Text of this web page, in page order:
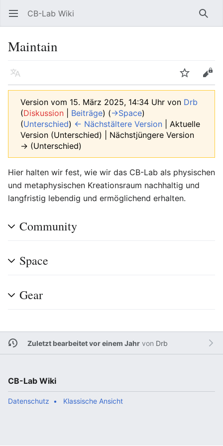
Hauptmenü öffnen CB-Lab Wiki
Maintain
Sprache Beobachten Bearbeiten
Version vom 15. März 2025, 14:34 Uhr von Drb
(Diskussion Beiträge) (→‎Space)
(Unterschied) ← Nächstältere Version | Aktuelle
Version (Unterschied) | Nächstjüngere Version
→ (Unterschied)
Hier halten wir fest, wie wir das CB-Lab als physischen
und metaphysischen Kreationsraum nachhaltig und
langfristig lebendig und ermöglichend erhalten.
Community
Space
Gear
Zuletzt bearbeitet vor einem Jahrvon Drb
CB-Lab Wiki
Datenschutz Klassische Ansicht